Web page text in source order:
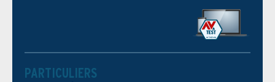
PARTICULIERS